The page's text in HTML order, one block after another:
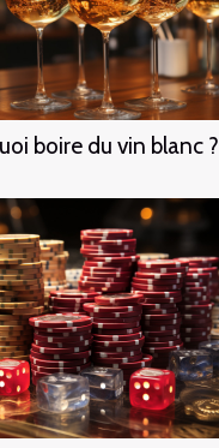
boire du vin blanc ?